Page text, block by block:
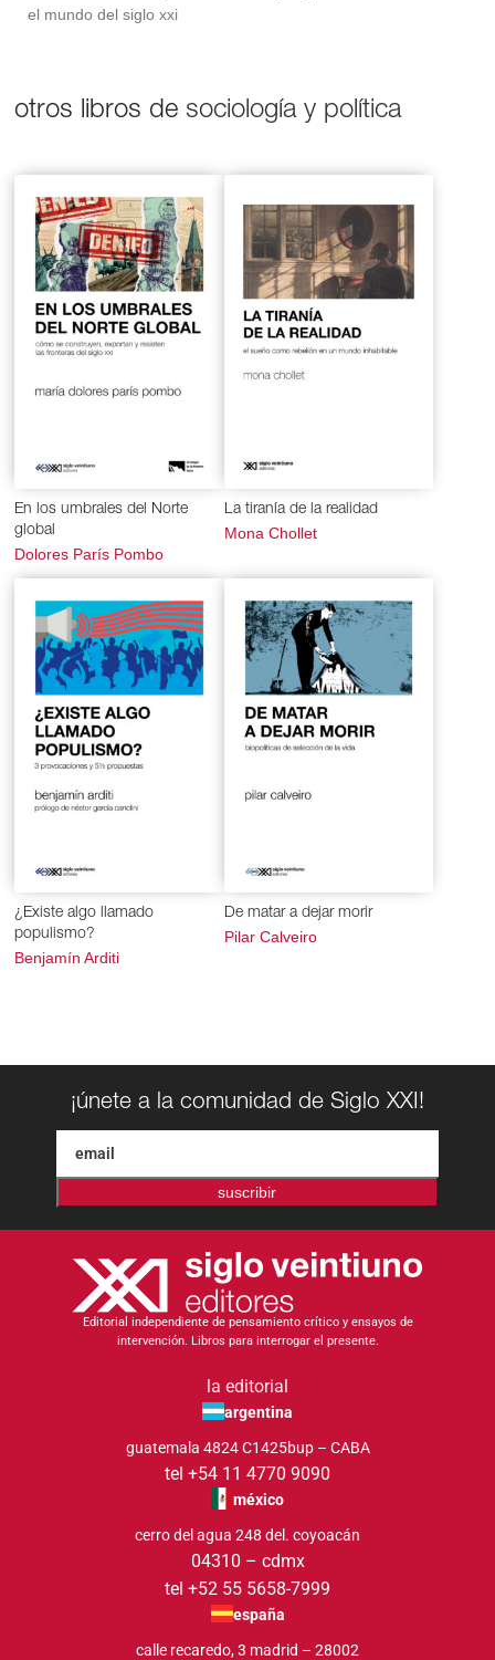
el mundo del siglo xxi
otros libros de sociología y política
En los umbrales del Norte
global
Dolores París Pombo
La tiranía de la realidad
Mona Chollet
¿Existe algo llamado
populismo?
Benjamín Arditi
De matar a dejar morir
Pilar Calveiro
¡únete a la comunidad de Siglo XXI!
suscribir
Editorial independiente de pensamiento crítico y ensayos de
intervención. Libros para interrogar el presente.
la editorial
argentina
guatemala 4824 C1425bup – CABA
tel +54 11 4770 9090
méxico
cerro del agua 248 del. coyoacán
04310 – cdmx
tel +52 55 5658-7999
españa
calle recaredo, 3 madrid – 28002